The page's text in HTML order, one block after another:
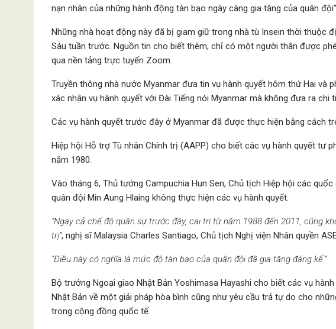
nạn nhân của những hành động tàn bạo ngày càng gia tăng của quân
Những nhà hoạt động này đã bị giam giữ trong nhà tù Insein thời thuộc
Sáu tuần trước. Nguồn tin cho biết thêm, chỉ có một người thân được
qua nền tảng trực tuyến Zoom.
Truyền thông nhà nước Myanmar đưa tin vụ hành quyết hôm thứ Hai và
xác nhận vụ hành quyết với Đài Tiếng nói Myanmar mà không đưa ra chi
Các vụ hành quyết trước đây ở Myanmar đã được thực hiện bằng cách
Hiệp hội Hỗ trợ Tù nhân Chính trị (AAPP) cho biết các vụ hành quyết tư
năm 1980.
Vào tháng 6, Thủ tướng Campuchia Hun Sen, Chủ tịch Hiệp hội các
quân đội Min Aung Hlaing không thực hiện các vụ hành quyết.
“Ngay cả chế độ quân sự trước đây, cai trị từ năm 1988 đến 2011, cũng
trị”, nghị sĩ Malaysia Charles Santiago, Chủ tịch Nghị viện Nhân quyền
“Điều này có nghĩa là mức độ tàn bạo của quân đội đã gia tăng đáng kể.”
Bộ trưởng Ngoại giao Nhật Bản Yoshimasa Hayashi cho biết các vụ
Nhật Bản về một giải pháp hòa bình cũng như yêu cầu trả tự do cho
trong cộng đồng quốc tế.